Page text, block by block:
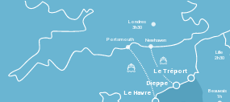
Le Havre
Dieppe
Le Tréport
Beauvais
1h
Lille
2h30
Londres
3h30
Newhaven
Portsmouth